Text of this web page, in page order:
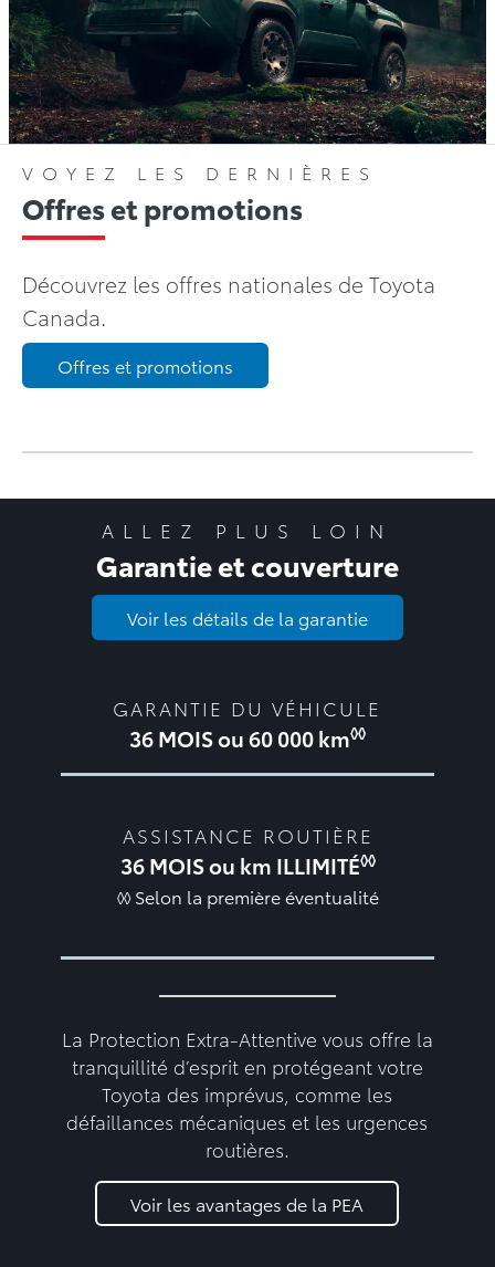
VOYEZ LES DERNIÈRES
Offres et promotions
Découvrez les offres nationales de Toyota
Canada.
Offres et promotions
ALLEZ PLUS LOIN
Garantie et couverture
Voir les détails de la garantie
GARANTIE DU VÉHICULE
36 MOIS ou 60 000 km◊◊
ASSISTANCE ROUTIÈRE
36 MOIS ou km ILLIMITÉ◊◊
◊◊ Selon la première éventualité
La Protection Extra-Attentive vous offre la
tranquillité d’esprit en protégeant votre
Toyota des imprévus, comme les
défaillances mécaniques et les urgences
routières.
Voir les avantages de la PEA